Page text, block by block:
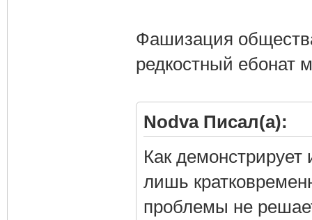
Фашизация
редкостный ебонат
Nodva Писал(а):
Как демонстрирует
лишь
проблемы не